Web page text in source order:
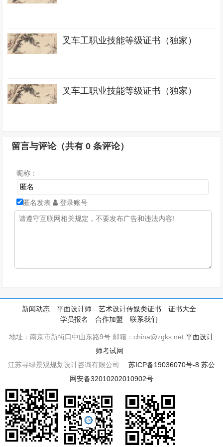
叉车工职业技能等级证书（独家）
叉车工职业技能等级证书（独家）
留言与评论（共有0 条评论）
昵称：
匿名发表 登录账号
新闻动态 平面设计师 艺术设计传媒类证书
证书大全
学员报名
合作加盟 联系我们
地址：南京市新街口中山东路9号 邮箱：china@zgks.net平面设计
师考试网
江苏寻绿景观规划设计咨询有限公司. 苏ICP备19036070号-8 苏公
网安备32010202010902号